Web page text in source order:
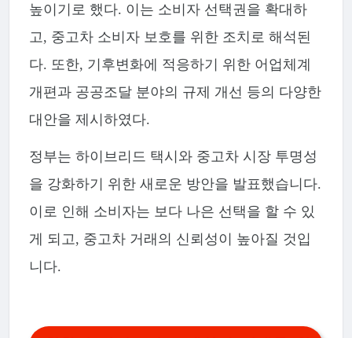
높이기로 했다. 이는 소비자 선택권을 확대하
고, 중고차 소비자 보호를 위한 조치로 해석된
다. 또한, 기후변화에 적응하기 위한 어업체계
개편과 공공조달 분야의 규제 개선 등의 다양한
대안을 제시하였다.
정부는 하이브리드 택시와 중고차 시장 투명성
을 강화하기 위한 새로운 방안을 발표했습니다.
이로 인해 소비자는 보다 나은 선택을 할 수 있
게 되고, 중고차 거래의 신뢰성이 높아질 것입
니다.